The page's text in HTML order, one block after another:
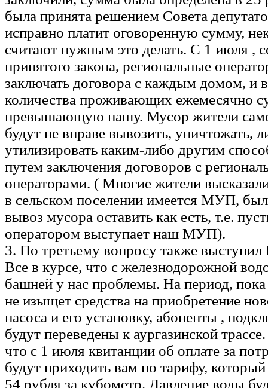
была принята решением Совета
исправно платит оговоренную сумму,
считают нужным это делать. С 1 июля ,
принятого закона, региональные
заключать договора с каждым домом, и
количества проживающих ежемесячно
превышающую нашу. Мусор жители
будут не вправе вывозить, уничтожать,
утилизировать каким-либо другим
путем заключения договоров с
операторами. ( Многие жители
в сельском поселении имеется МУП,
вывоз мусора оставить как есть, т.е.
оператором выступает наш МУП).
3. По третьему вопросу также
Все в курсе, что с железнодорожной
башней у нас проблемы. На период,
не изыщет средства на приобретение
насоса и его установку, абоненты ,
будут переведены к аургазинской
что с 1 июля квитанции об оплате за
будут приходить вам по тарифу,
54 рубля за кубометр. Давление воды